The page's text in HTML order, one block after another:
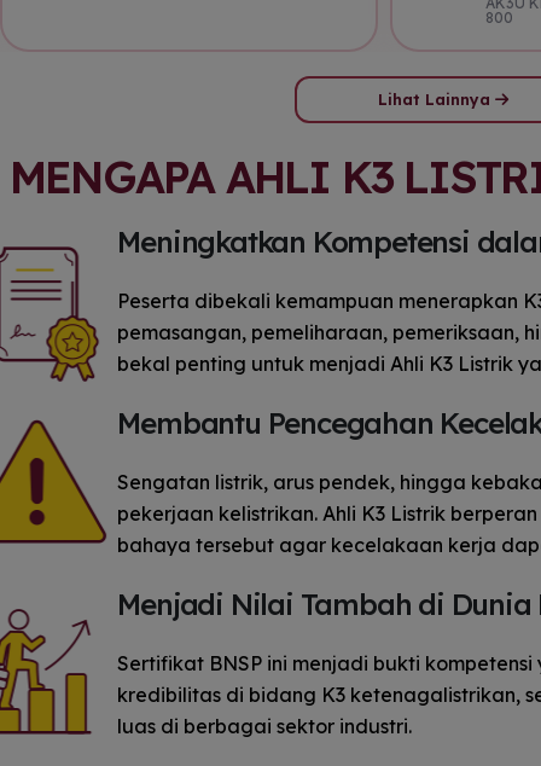
sekarang, terutama saat
mendukung penerapan K3 di
sudah menjadi salah satu langkah
awal yang membantu saya
dilakukan
interaktif,
sehingga
Untuk
gokil,
pokoknya
pelatihan,
Ombilin
selama
jawab
Setiap hari
potensi
pekerja,
briefing
juga
condition,
800
Lihat Lainnya
MENGAPA AHLI K3
Meningkatkan Kompetensi
Peserta dibekali kemampuan menerapkan
pemasangan, pemeliharaan, pemeriksaan,
bekal penting untuk menjadi Ahli K3 Listrik
Membantu Pencegahan
Sengatan listrik, arus pendek, hingga
pekerjaan kelistrikan. Ahli K3 Listrik
bahaya tersebut agar kecelakaan kerja
Menjadi Nilai Tambah di Dunia
Sertifikat BNSP ini menjadi bukti
kredibilitas di bidang K3 ketenagalistrikan,
luas di berbagai sektor industri.